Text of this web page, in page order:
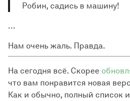
Робин, садись в машину!
...
Нам очень жаль. Правда.
На сегодня всё. Скорее
что вам понравится новая
Как и обычно, полный список